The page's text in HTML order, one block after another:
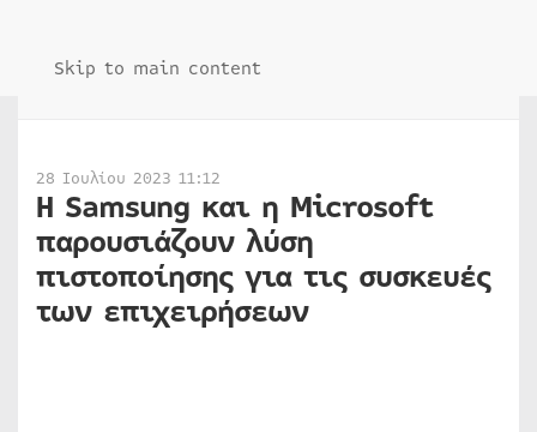
Skip to main content
28 Ιουλίου 2023 11:12
Η Samsung και η Microsoft
παρουσιάζουν λύση
πιστοποίησης για τις συσκευές
των επιχειρήσεων